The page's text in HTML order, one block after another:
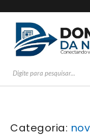
Categoria: